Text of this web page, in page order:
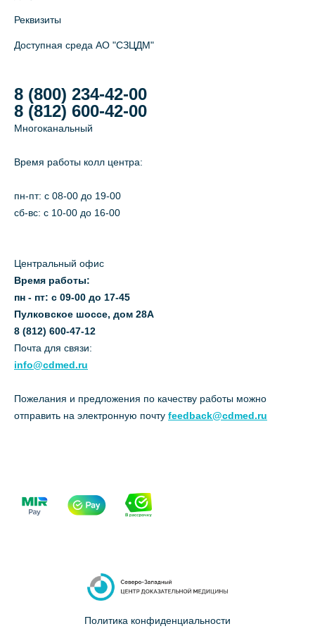
Реквизиты
Доступная среда АО "СЗЦДМ"
8 (800) 234-42-00
8 (812) 600-42-00
Многоканальный
Время работы колл центра:
пн-пт: c 08-00 до 19-00
сб-вс: с 10-00 до 16-00
Центральный офис
Время работы:
пн - пт: с 09-00 до 17-45
Пулковское шоссе, дом 28А
8 (812) 600-47-12
Почта для связи:
info@cdmed.ru
Пожелания и предложения по качеству работы можно
отправить на электронную почту feedback@cdmed.ru
Политика конфиденциальности